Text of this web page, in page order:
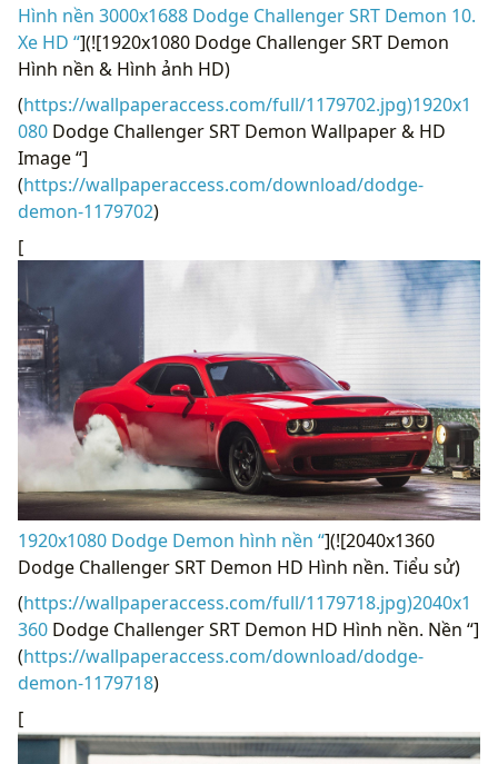
Hình nền 3000x1688 Dodge Challenger SRT Demon 10.
Xe HD “](![1920x1080 Dodge Challenger SRT Demon
Hình nền & Hình ảnh HD)
(https://wallpaperaccess.com/full/1179702.jpg)1920x1
080 Dodge Challenger SRT Demon Wallpaper & HD
Image “]
(https://wallpaperaccess.com/download/dodge-
demon-1179702)
[
1920x1080 Dodge Demon hình nền “](![2040x1360
Dodge Challenger SRT Demon HD Hình nền. Tiểu sử)
(https://wallpaperaccess.com/full/1179718.jpg)2040x1
360 Dodge Challenger SRT Demon HD Hình nền. Nền “]
(https://wallpaperaccess.com/download/dodge-
demon-1179718)
[